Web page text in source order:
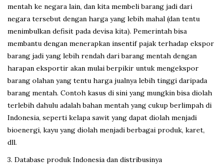
mentah ke negara lain, dan kita membeli barang jadi dari
negara tersebut dengan harga yang lebih mahal (dan tentu
menimbulkan defisit pada devisa kita). Pemerintah bisa
membantu dengan menerapkan insentif pajak terhadap ekspor
barang jadi yang lebih rendah dari barang mentah dengan
harapan eksportir akan mulai berpikir untuk mengekspor
barang olahan yang tentu harga jualnya lebih tinggi daripada
barang mentah. Contoh kasus di sini yang mungkin bisa diolah
terlebih dahulu adalah bahan mentah yang cukup berlimpah di
Indonesia, seperti kelapa sawit yang dapat diolah menjadi
bioenergi, kayu yang diolah menjadi berbagai produk, karet,
dll.
3. Database produk Indonesia dan distribusinya